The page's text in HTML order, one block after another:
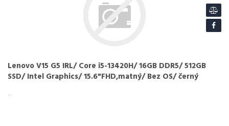
Lenovo V15 G5 IRL/ Core i5-13420H/ 16GB DDR5/ 512GB
SSD/ Intel Graphics/ 15.6"FHD,matný/ Bez OS/ černý